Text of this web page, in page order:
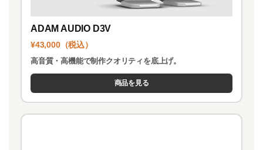
ADAM AUDIO D3V
¥43,000（税込）
高音質・高機能で制作クオリティを底上げ。
商品を見る